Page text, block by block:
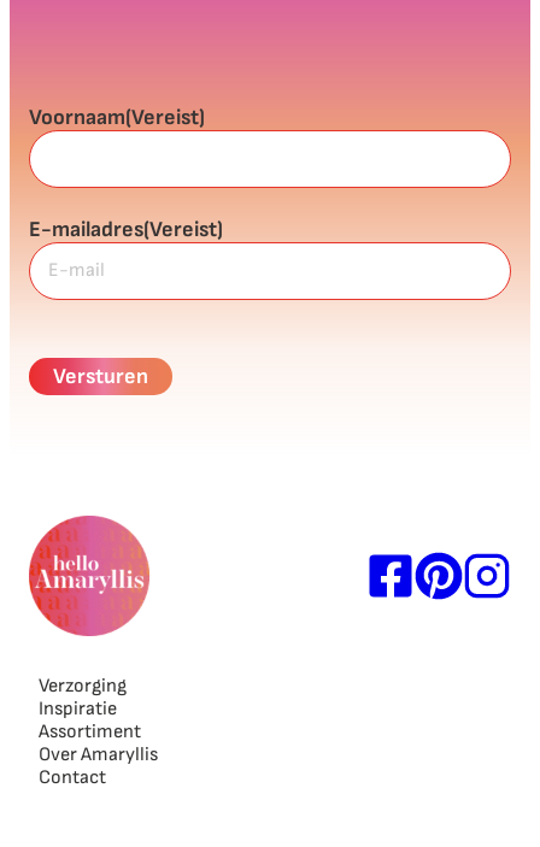
Voornaam(Vereist)
E-mailadres(Vereist)
Verzorging
Inspiratie
Assortiment
Over Amaryllis
Contact